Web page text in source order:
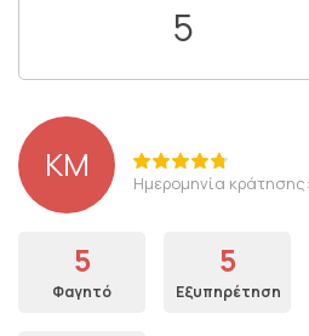
5
ΚΜ Ημερομηνία
5
Φαγητό
5
Εξυπηρέτηση